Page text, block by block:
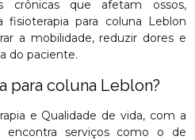
crônicas que afetam ossos,
fisioterapia para coluna Leblon
a mobilidade, reduzir dores e
do paciente.
para coluna Leblon?
e Qualidade de vida, com a
encontra serviços como o de